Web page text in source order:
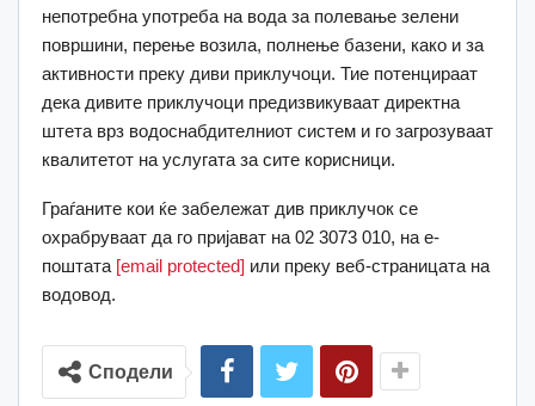
непотребна употреба на вода за полевање зелени
површини, перење возила, полнење базени, како и за
активности преку диви приклучоци. Тие потенцираат
дека дивите приклучоци предизвикуваат директна
штета врз водоснабдителниот систем и го загрозуваат
квалитетот на услугата за сите корисници.
Граѓаните кои ќе забележат див приклучок се
охрабруваат да го пријават на 02 3073 010, на е-
поштата [email protected] или преку веб-страницата на
водовод.
Сподели